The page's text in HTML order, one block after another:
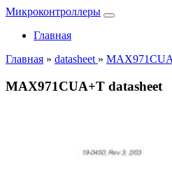
Микроконтроллеры
Главная
Главная » datasheet »
MAX971CUA+T datasheet